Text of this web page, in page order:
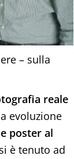
– sulla
reale
evoluzione
poster al
è tenuto ad